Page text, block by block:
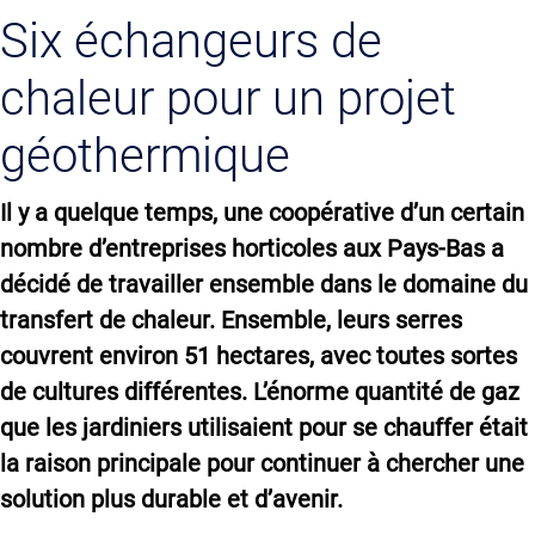
Six échangeurs de
chaleur pour un projet
géothermique
Il y a quelque temps, une coopérative d’un certain
nombre d’entreprises horticoles aux Pays-Bas a
décidé de travailler ensemble dans le domaine du
transfert de chaleur. Ensemble, leurs serres
couvrent environ 51 hectares, avec toutes sortes
de cultures différentes. L’énorme quantité de gaz
que les jardiniers utilisaient pour se chauffer était
la raison principale pour continuer à chercher une
solution plus durable et d’avenir.